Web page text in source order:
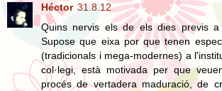
Héctor 31.8.12
Quins nervis els de els dies previs a
Supose que eixa por que tenen
(tradicionals i mega-modernes) a
col·legi, està motivada per que
procés de vertadera maduració, de